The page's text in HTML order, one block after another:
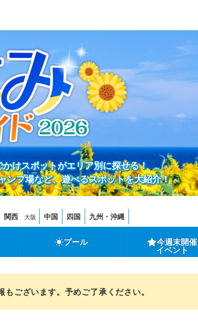
けスポットがエリア別に探せる！
ンプ場など、遊べるスポットを大紹介！
関西 大阪 中国 四国 九州・沖縄
プール 今週末開催
イベント
ございます。予めご了承ください。